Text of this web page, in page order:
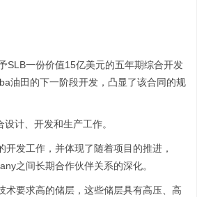
SLB一份价值15亿美元的五年期综合开发
油田的下一阶段开发，凸显了该合同的规
计、开发和生产工作。
开发工作，并体现了随着项目的推进，
之间长期合作伙伴关系的深化。
术要求高的储层，这些储层具有高压、高